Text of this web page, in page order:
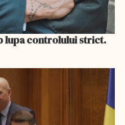
lupa controlului strict.